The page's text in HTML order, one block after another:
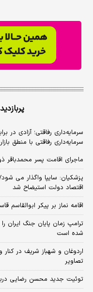
سرمایه‌داری رفاقتی؛ آزادی در
سرمایه‌داری رفاقتی با منطق بازار
ماجرای اقامت پسر محمدباقر
پزشکیان: سایپا واگذار می
اقتصاد دولت استیضاح شد
اقامه نماز بر پیکر
ترامپ زمان پایان جنگ ایران
شده است
اردوغان و شهباز شریف در
تصاویر
توئیت جدید محسن رضایی